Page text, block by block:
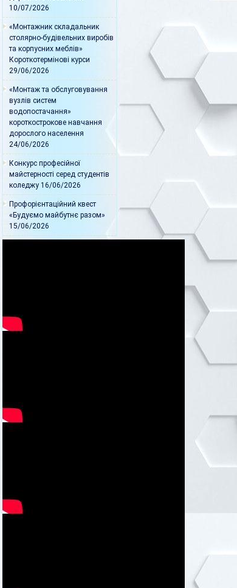
10/07/2026
«Монтажник складальник
столярно-будівельних виробів
та корпусних меблів»
Короткотермінові курси
29/06/2026
«Монтаж та обслуговування
вузлів систем
водопостачання»
короткострокове навчання
дорослого населення
24/06/2026
Конкурс професійної
майстерності серед студентів
коледжу 16/06/2026
Профорієнтаційний квест
«Будуємо майбутнє разом»
15/06/2026